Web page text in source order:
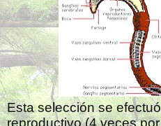
Esta selección se
reproductivo (4 veces